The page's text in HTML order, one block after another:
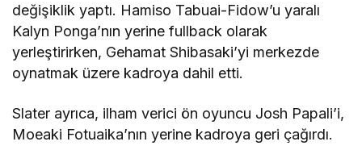
değişiklik yaptı. Hamiso Tabuai-Fidow’u yaralı
Kalyn Ponga’nın yerine fullback olarak
yerleştirirken, Gehamat Shibasaki’yi merkezde
oynatmak üzere kadroya dahil etti.
Slater ayrıca, ilham verici ön oyuncu Josh Papali’i,
Moeaki Fotuaika’nın yerine kadroya geri çağırdı.